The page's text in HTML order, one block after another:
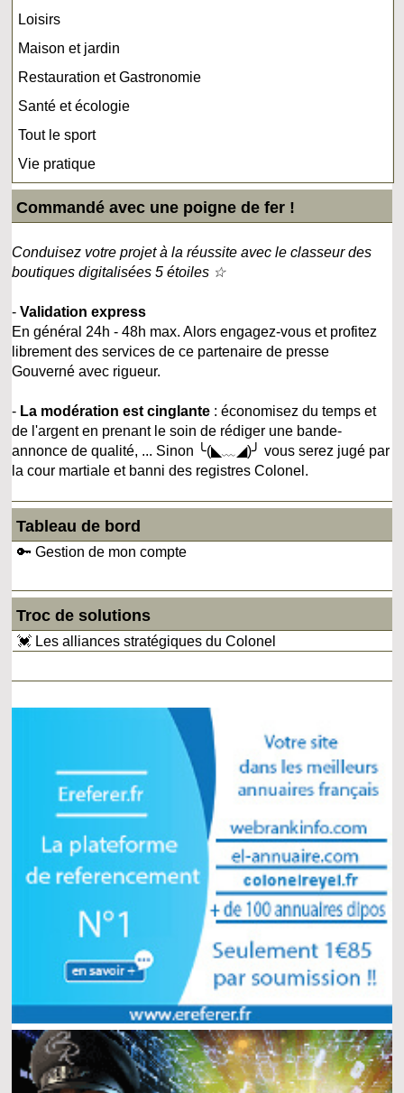
Loisirs
Maison et jardin
Restauration et Gastronomie
Santé et écologie
Tout le sport
Vie pratique
Commandé avec une poigne de fer !
Conduisez votre projet à la réussite avec le classeur des
boutiques digitalisées 5 étoiles ☆
-Validation express
En général 24h - 48h max. Alors engagez-vous et profitez
librement des services de ce partenaire de presse
Gouverné avec rigueur.
- La modération est cinglante : économisez du temps et
de l'argent en prenant le soin de rédiger une bande-
annonce de qualité, ... Sinon ╰(◣﹏◢)╯ vous serez jugé par
la cour martiale et banni des registres Colonel.
Tableau de bord
🔑 Gestion de mon compte
Troc de solutions
💓 Les alliances stratégiques du Colonel